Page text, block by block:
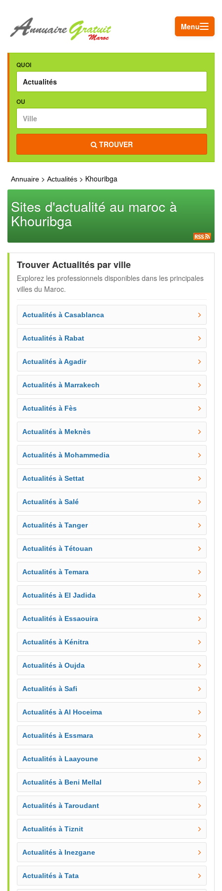
Menu
QUOI
OU
TROUVER
Annuaire > Actualités > Khouribga
Sites d'actualité au maroc à
Khouribga
Trouver Actualités par ville
Explorez les professionnels disponibles dans les principales
villes du Maroc.
Actualités à Casablanca
Actualités à Rabat
Actualités à Agadir
Actualités à Marrakech
Actualités à Fès
Actualités à Meknès
Actualités à Mohammedia
Actualités à Settat
Actualités à Salé
Actualités à Tanger
Actualités à Tétouan
Actualités à Temara
Actualités à El Jadida
Actualités à Essaouira
Actualités à Kénitra
Actualités à Oujda
Actualités à Safi
Actualités à Al Hoceima
Actualités à Essmara
Actualités à Laayoune
Actualités à Beni Mellal
Actualités à Taroudant
Actualités à Tiznit
Actualités à Inezgane
Actualités à Tata